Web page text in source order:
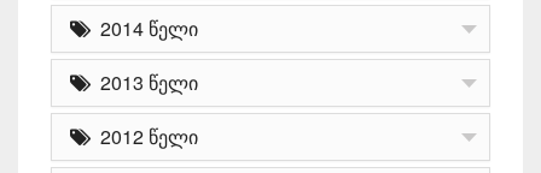
2014 წელი
2013 წელი
2012 წელი